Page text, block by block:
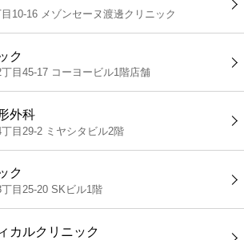
10-16 メゾンセーヌ渡邊クリニック
ク
目45-17 コーヨービル1階店舗
外科
目29-2 ミヤシタビル2階
ク
目25-20 SKビル1階
カルクリニック